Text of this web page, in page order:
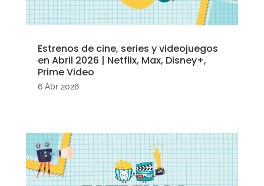
Estrenos de cine, series y videojuegos
en Abril 2026 | Netflix, Max, Disney+,
Prime Video
6 Abr 2026